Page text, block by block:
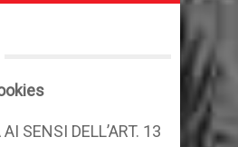
SENSI DELL’ART. 13